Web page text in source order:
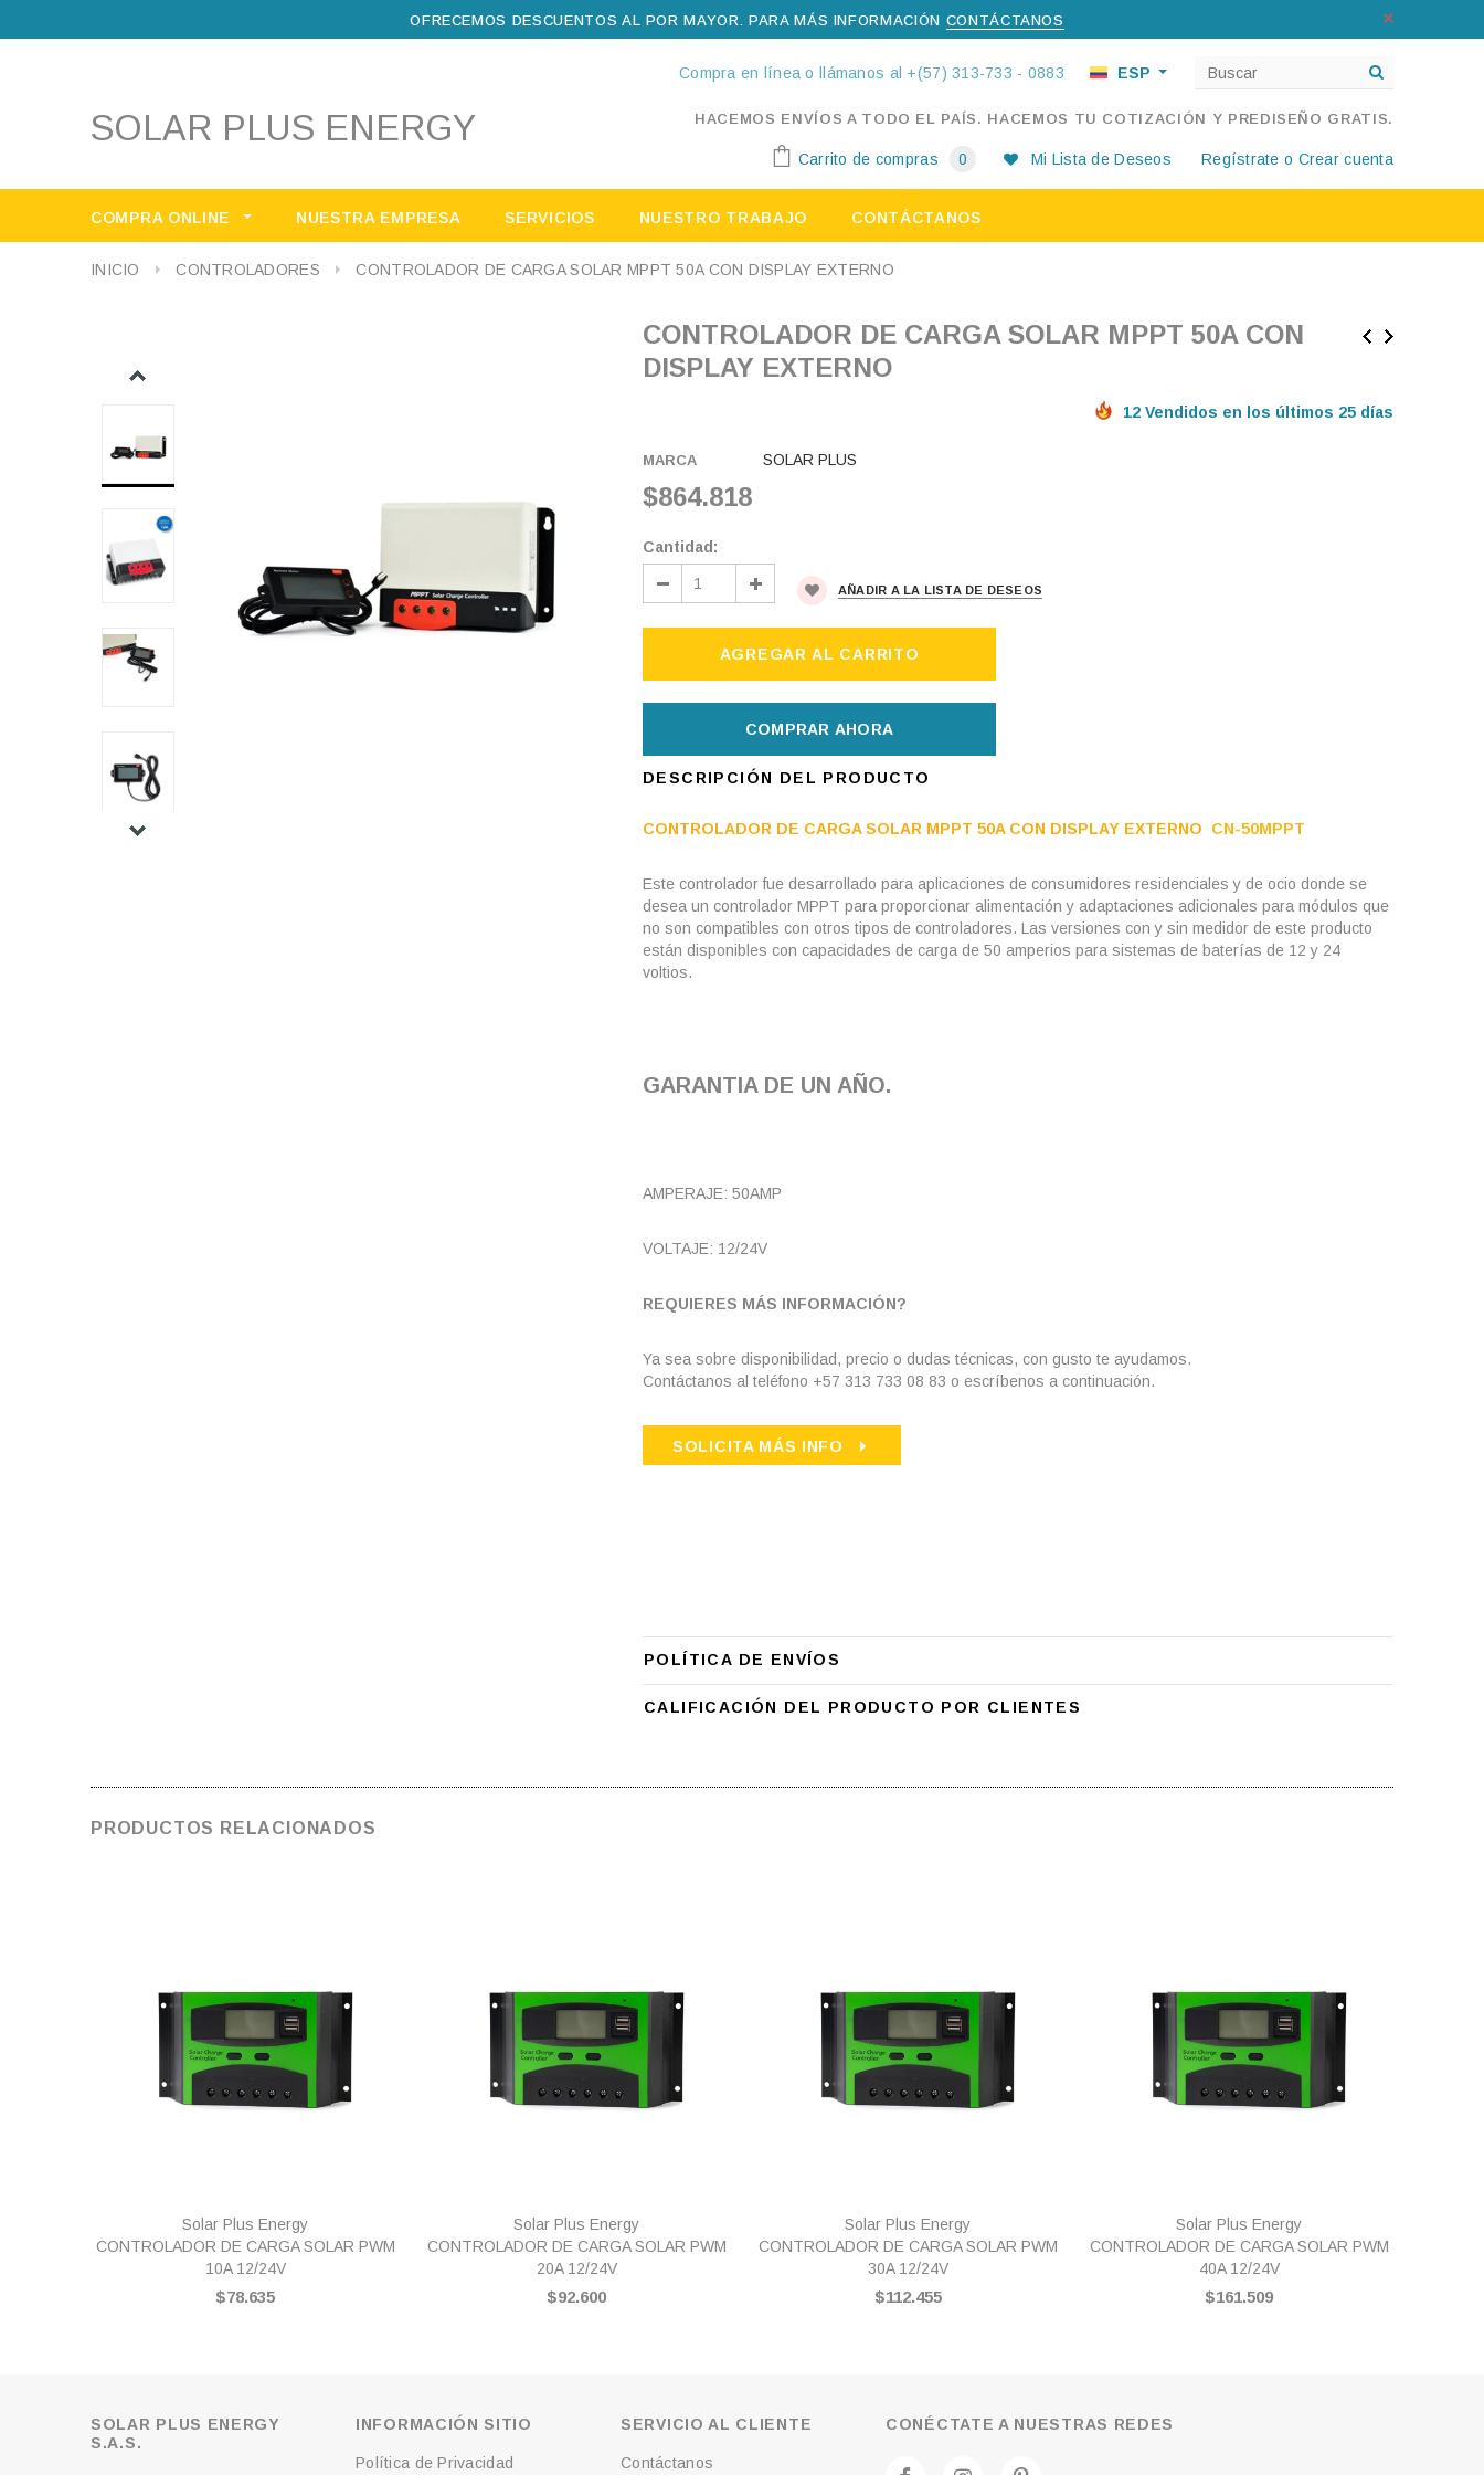
OFRECEMOS DESCUENTOS AL POR MAYOR. PARA MÁS INFORMACIÓN CONTÁCTANOS
ESP
Compra en línea o llámanos al +(57) 313-733 - 0883
SOLAR PLUS ENERGY HACEMOS ENVÍOS A TODO EL PAÍS. HACEMOS TU COTIZACIÓN Y PREDISEÑO GRATIS.
Mi Lista de Deseos Regístrate o Crear cuenta
Carrito de compras 0
COMPRA ONLINE NUESTRA EMPRESA SERVICIOS NUESTRO TRABAJO CONTÁCTANOS
INICIO CONTROLADORES CONTROLADOR DE CARGA SOLAR MPPT 50A CON DISPLAY EXTERNO
CONTROLADOR DE CARGA SOLAR MPPT 50A CON
DISPLAY EXTERNO
12 Vendidos en los últimos 25 días
MARCA SOLAR PLUS
$864.818
Cantidad:
AÑADIR A LA LISTA DE DESEOS
COMPRAR AHORA
DESCRIPCIÓN DEL PRODUCTO
CONTROLADOR DE CARGA SOLAR MPPT 50A CON DISPLAY EXTERNO CN-50MPPT
Este controlador fue desarrollado para aplicaciones de consumidores residenciales y de ocio donde se
desea un controlador MPPT para proporcionar alimentación y adaptaciones adicionales para módulos que
no son compatibles con otros tipos de controladores. Las versiones con y sin medidor de este producto
están disponibles con capacidades de carga de 50 amperios para sistemas de baterías de 12 y 24
voltios.
GARANTIA DE UN AÑO.
AMPERAJE: 50AMP
VOLTAJE: 12/24V
REQUIERES MÁS INFORMACIÓN?
Ya sea sobre disponibilidad, precio o dudas técnicas, con gusto te ayudamos.
Contáctanos al teléfono +57 313 733 08 83 o escríbenos a continuación.
SOLICITA MÁS INFO
POLÍTICA DE ENVÍOS
CALIFICACIÓN DEL PRODUCTO POR CLIENTES
PRODUCTOS RELACIONADOS
Solar Plus Energy
CONTROLADOR DE CARGA SOLAR PWM
10A 12/24V
$78.635
Solar Plus Energy
CONTROLADOR DE CARGA SOLAR PWM
20A 12/24V
$92.600
Solar Plus Energy
CONTROLADOR DE CARGA SOLAR PWM
30A 12/24V
$112.455
Solar Plus Energy
CONTROLADOR DE CARGA SOLAR PWM
40A 12/24V
$161.509
SOLAR PLUS ENERGY
S.A.S.
INFORMACIÓN SITIO
Política de Privacidad
SERVICIO AL CLIENTE
Contáctanos
CONÉCTATE A NUESTRAS REDES